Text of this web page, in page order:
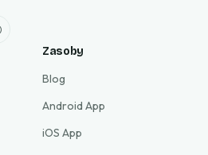
Zasoby
Blog
Android App
iOS App